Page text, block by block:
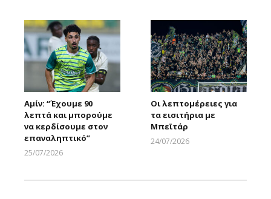
Αμίν: “Έχουμε 90
λεπτά και μπορούμε
να κερδίσουμε στον
επαναληπτικό”
25/07/2026
Οι λεπτομέρειες για
τα εισιτήρια με
Μπεϊτάρ
24/07/2026